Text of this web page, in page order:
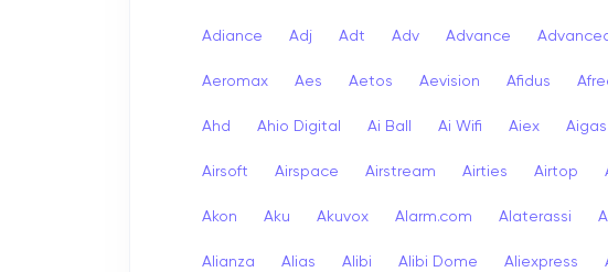
Adiance Adj Adt Adv Advance
Aeromax Aes Aetos Aevision Afidus
Ahd Ahio Digital Ai Ball Ai Wifi Aiex Aigas
Airsoft Airspace Airstream Airties Airtop
Akon Aku Akuvox Alarm.com Alaterassi
Alianza Alias Alibi Alibi Dome Aliexpress